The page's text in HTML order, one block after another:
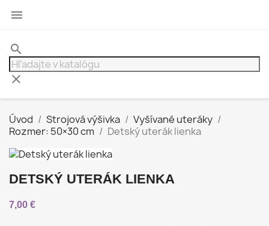

search
clear
Úvod Strojová výšivka
Vyšívané uteráky
Rozmer: 50×30 cm
Detský uterák lienka
DETSKÝ UTERÁK LIENKA
7,00 €